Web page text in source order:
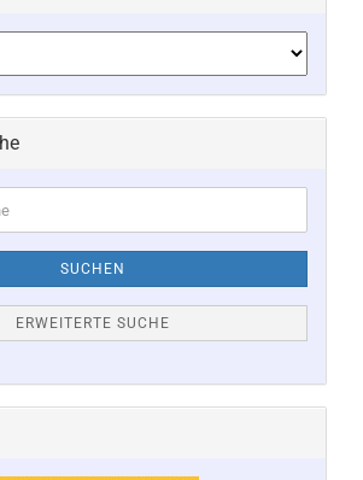
SUCHEN
ERWEITERTE SUCHE